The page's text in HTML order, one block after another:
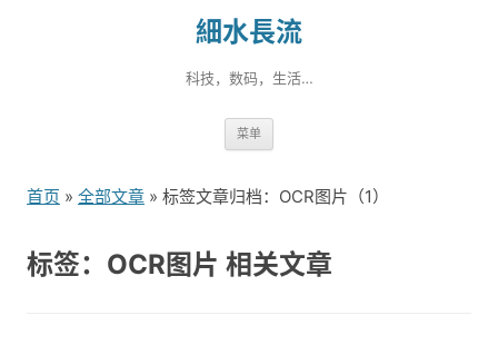
細水長流
科技，数码，生活…
菜单
到
首页 » 全部文章 » 标签文章归档：OCR图片（1）
标签：OCR图片 相关文章